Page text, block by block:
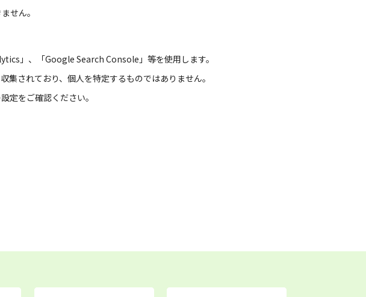
せん。
」、「Google Search Console」等を使用します。
されており、個人を特定するものではありません。
定をご確認ください。